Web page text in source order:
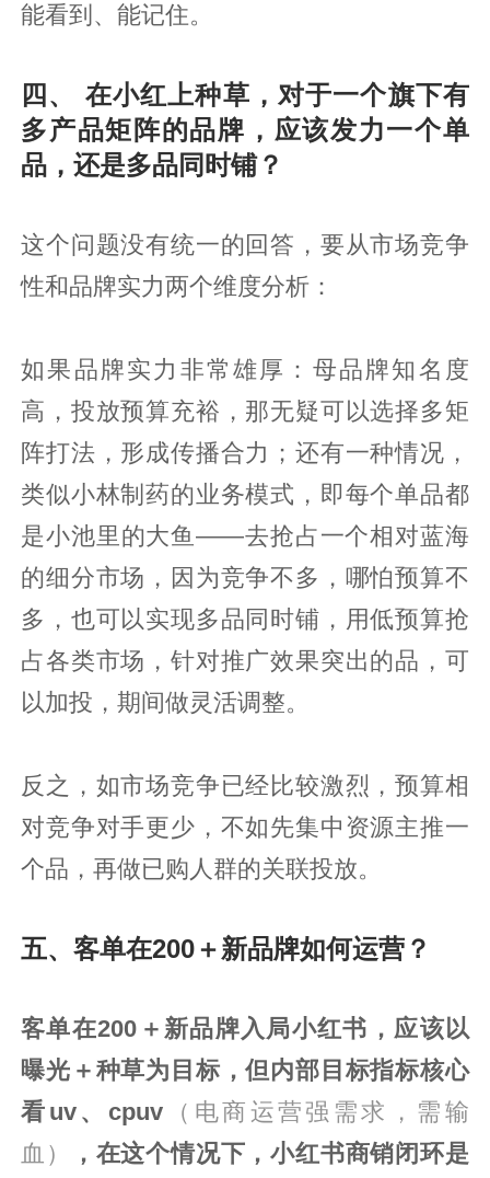
能看到、能记住。
四、 在小红上种草，对于一个旗下有
多产品矩阵的品牌，应该发力一个单
品，还是多品同时铺？
这个问题没有统一的回答，要从市场竞争
性和品牌实力两个维度分析：
如果品牌实力非常雄厚：母品牌知名度
高，投放预算充裕，那无疑可以选择多矩
阵打法，形成传播合力；还有一种情况，
类似小林制药的业务模式，即每个单品都
是小池里的大鱼——去抢占一个相对蓝海
的细分市场，因为竞争不多，哪怕预算不
多，也可以实现多品同时铺，用低预算抢
占各类市场，针对推广效果突出的品，可
以加投，期间做灵活调整。
反之，如市场竞争已经比较激烈，预算相
对竞争对手更少，不如先集中资源主推一
个品，再做已购人群的关联投放。
五、客单在200＋新品牌如何运营？
客单在200 ＋新品牌入局小红书，应该以
曝光＋种草为目标，但内部目标指标核心
看uv、cpuv（电商运营强需求，需输
血）
，在这个情况下，小红书商销闭环是